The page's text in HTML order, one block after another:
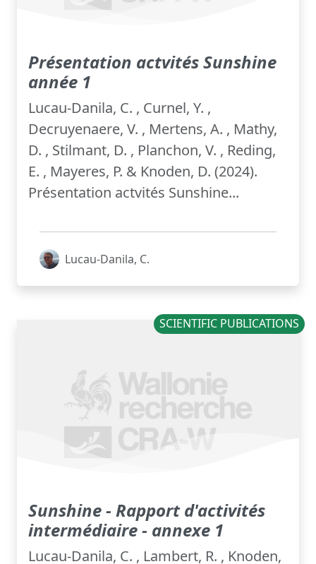
Présentation actvités Sunshine
année 1
Lucau-Danila, C. , Curnel, Y. ,
Decruyenaere, V. , Mertens, A. , Mathy,
D. , Stilmant, D. , Planchon, V. , Reding,
E. , Mayeres, P. & Knoden, D. (2024).
Présentation actvités Sunshine...
Lucau-Danila, C.
SCIENTIFIC PUBLICATIONS
Sunshine - Rapport d'activités
intermédiaire - annexe 1
Lucau-Danila, C. , Lambert, R. , Knoden,